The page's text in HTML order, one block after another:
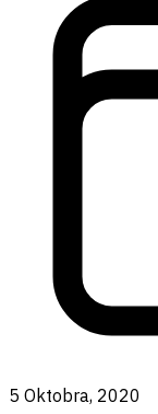
5 Oktobra, 2020